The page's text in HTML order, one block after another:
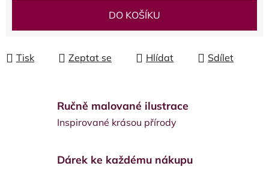
DO KOŠÍKU
Tisk Zeptat se Hlídat Sdílet
Ručně malované ilustrace
Inspirované krásou přírody
Dárek ke každému nákupu